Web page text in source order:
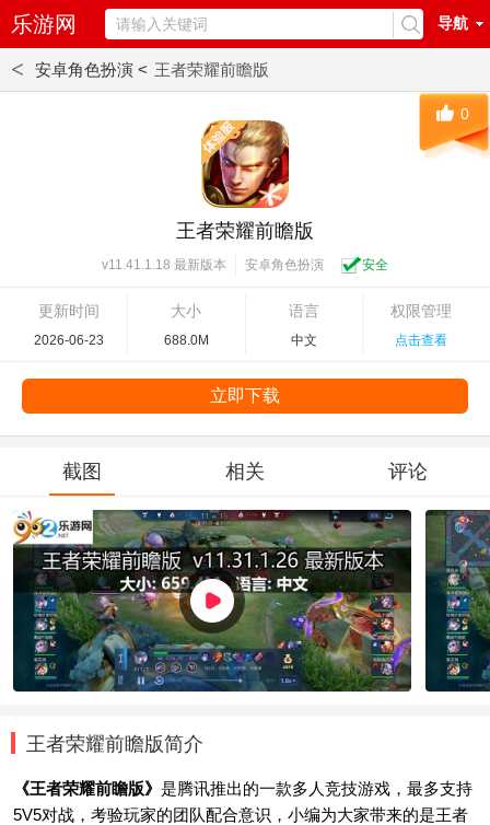
乐游网 导航
< 安卓角色扮演 < 王者荣耀前瞻版
王者荣耀前瞻版
v11.41.1.18 最新版本 安卓角色扮演 安全
更新时间
2026-06-23
大小
688.0M
语言
中文
权限管理
点击查看
0
立即下载
截图 相关 评论
王者荣耀前瞻版简介
《王者荣耀前瞻版》 是腾讯推出的一款多人竞技游戏，最多支持
5V5对战，考验玩家的团队配合意识，小编为大家带来的是王者